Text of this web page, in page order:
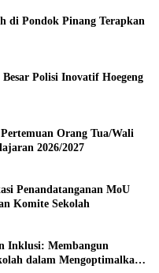
di Pondok Pinang Terapkan
Polisi Inovatif Hoegeng
Orang Tua/Wali
2026/2027
Penandatanganan MoU
Komite Sekolah
Inklusi: Membangun
dalam Mengoptimalkan